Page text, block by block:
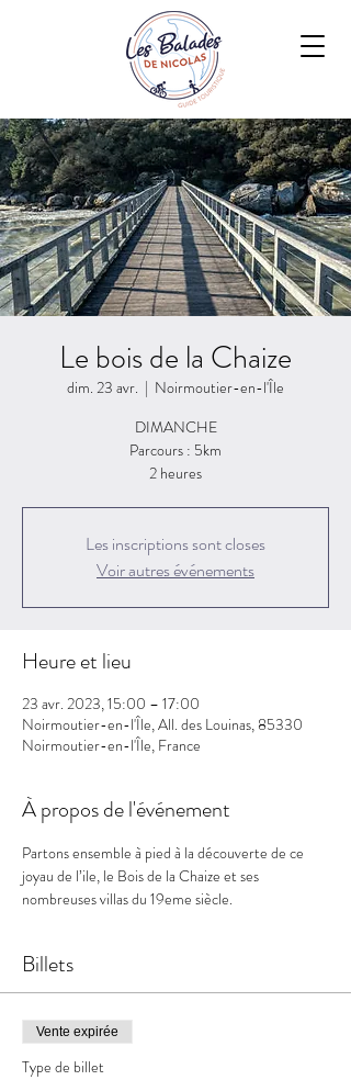
Le bois de la Chaize
dim. 23 avr.
  |
Noirmoutier-en-l'Île
DIMANCHE
Parcours : 5km
2 heures
Les inscriptions sont closes
Voir autres événements
Heure et lieu
23 avr. 2023, 15:00 – 17:00
Noirmoutier-en-l'Île, All. des Louinas, 85330
Noirmoutier-en-l'Île, France
À propos de l'événement
Partons ensemble à pied à la découverte de ce
joyau de l’ile, le Bois de la Chaize et ses
nombreuses villas du 19eme siècle.
Billets
Vente expirée
Type de billet